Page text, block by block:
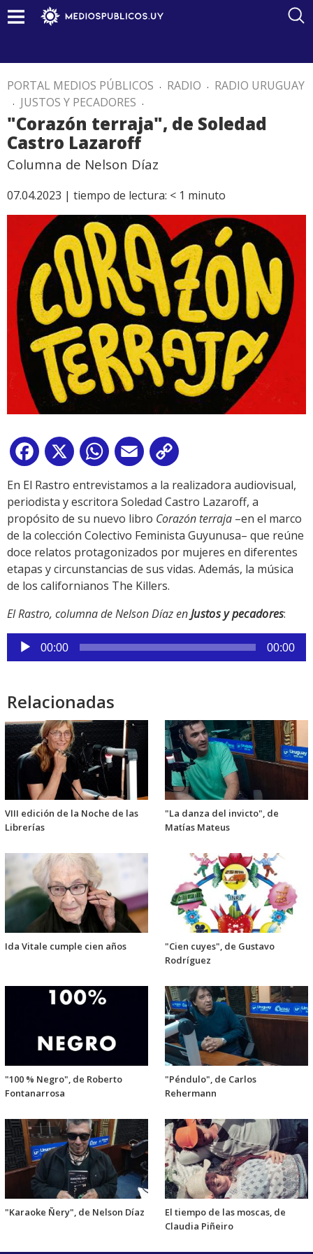
PORTAL MEDIOS PÚBLICOS . RADIO . RADIO URUGUAY
. JUSTOS Y PECADORES .
"Corazón terraja", de Soledad
Castro Lazaroff
Columna de Nelson Díaz
07.04.2023 | tiempo de lectura: < 1 minuto
Facebook
X WhatsApp
Email
Link
En El Rastro entrevistamos a la realizadora audiovisual,
periodista y escritora Soledad Castro Lazaroff, a
propósito de su nuevo libro Corazón terraja –en el marco
de la colección Colectivo Feminista Guyunusa– que reúne
doce relatos protagonizados por mujeres en diferentes
etapas y circunstancias de sus vidas. Además, la música
de los californianos The Killers.
El Rastro, columna de Nelson Díaz enJustos y pecadores:
Reproductor
de
00:00 00:00
Relacionadas
VIII edición de la Noche de las
Librerías
"La danza del invicto", de
Matías Mateus
Ida Vitale cumple cien años
"Cien cuyes", de Gustavo
Rodríguez
"100 % Negro", de Roberto
Fontanarrosa
"Péndulo", de Carlos
Rehermann
"Karaoke Ñery", de Nelson Díaz
El tiempo de las moscas, de
Claudia Piñeiro